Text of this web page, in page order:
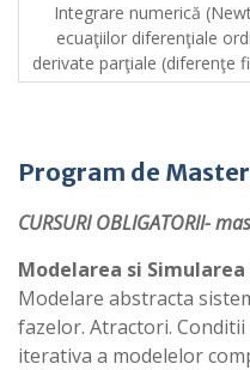
Integrare numerică
ecuaţiilor diferenţiale
derivate parţiale (diferenţe
Program de Master
CURSURI OBLIGATORII-
Modelarea si
Modelare abstracta
fazelor. Atractori.
iterativa a modelelor